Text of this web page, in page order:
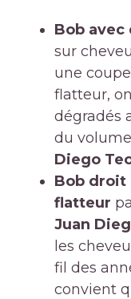
Bob avec
sur
une
flatteur,
dégradés
du
Diego
Bob droit
flatteur
Juan
les
fil des
convient